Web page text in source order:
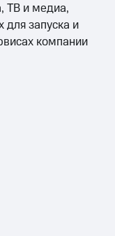
ТВ и медиа,
для запуска и
компании